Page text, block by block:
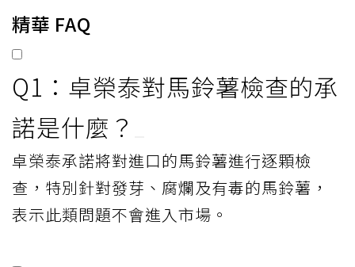
精華 FAQ
Q1：卓榮泰對馬鈴薯檢查的承
諾是什麼？
卓榮泰承諾將對進口的馬鈴薯進行逐顆檢
查，特別針對發芽、腐爛及有毒的馬鈴薯，
表示此類問題不會進入市場。